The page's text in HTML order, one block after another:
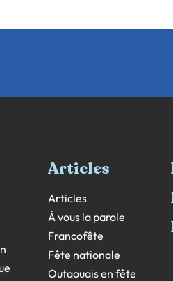
Articles
Articles
À vous la parole
Francofête
Fête nationale
Outaouais en fête